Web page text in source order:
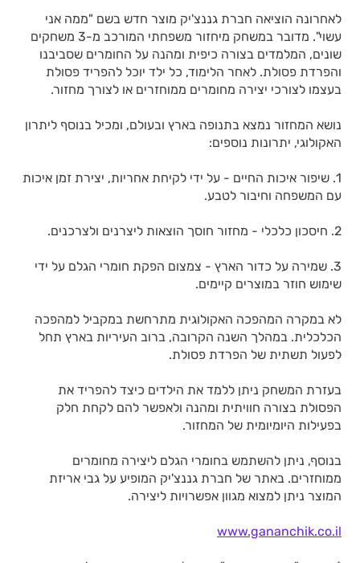
לאחרונה הוציאה חברת גננצ'יק מוצר חדש בשם "ממה אני
עשוי". מדובר במשחק מיחזור משפחתי המורכב מ-3 משחקים
שונים, המלמדים בצורה כיפית ומהנה על החומרים שסביבנו
והפרדת פסולת. לאחר הלימוד, כל ילד יוכל להפריד פסולת
בעצמו לצורכי יצירה מחומרים ממוחזרים או לצורך מחזור.
נושא המחזור נמצא בתנופה בארץ ובעולם, ומכיל בנוסף ליתרון
האקולוגי, יתרונות נוספים:
1. שיפור איכות החיים - על ידי לקיחת אחריות, יצירת זמן איכות
עם המשפחה וחיבור לטבע.
2. חיסכון כלכלי - מחזור חוסך הוצאות ליצרנים ולצרכנים.
3. שמירה על כדור הארץ - צמצום הפקת חומרי הגלם על ידי
שימוש חוזר במוצרים קיימים.
לא במקרה המהפכה האקולוגית מתרחשת במקביל למהפכה
הכלכלית. במהלך השנה הקרובה, ברוב העיריות בארץ תחל
לפעול תשתית של הפרדת פסולת.
בעזרת המשחק ניתן ללמד את הילדים כיצד להפריד את
הפסולת בצורה חוויתית ומהנה ולאפשר להם לקחת חלק
בפעילות היומיומית של המחזור.
בנוסף, ניתן להשתמש בחומרי הגלם ליצירה מחומרים
ממוחזרים. באתר של חברת גננצ'יק המופיע על גבי אריזת
המוצר ניתן למצוא מגוון אפשרויות ליצירה.
www.gananchik.co.il